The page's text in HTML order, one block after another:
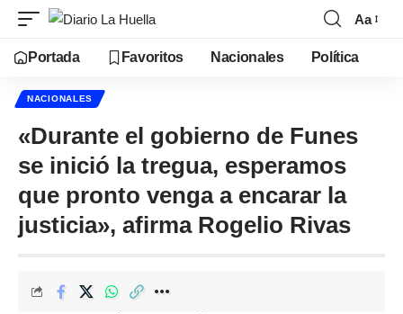
Aa
Portada Favoritos Nacionales Política
NACIONALES
«Durante el gobierno de Funes
se inició la tregua, esperamos
que pronto venga a encarar la
justicia», afirma Rogelio Rivas